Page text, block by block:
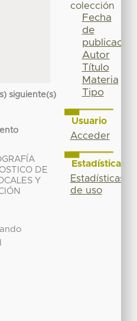
siguiente(s)
DE
Y
colección
Fecha
de
publicación
Autor
Título
Materia
Tipo
Usuario
Acceder
Estadísticas
Estadísticas
de uso